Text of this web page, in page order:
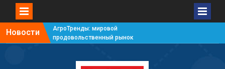
Новости
АгроТренды: мировой
продовольственный рынок
продовольственный рынок